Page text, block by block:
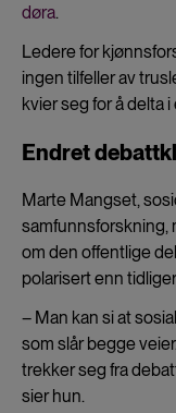
døra.
Ledere for
ingen tilfeller av
kvier seg for å delta
Endret
Marte Mangset,
samfunnsforskning,
om den offentlige
polarisert enn
– Man kan si at
som slår begge
trekker seg fra
sier hun.